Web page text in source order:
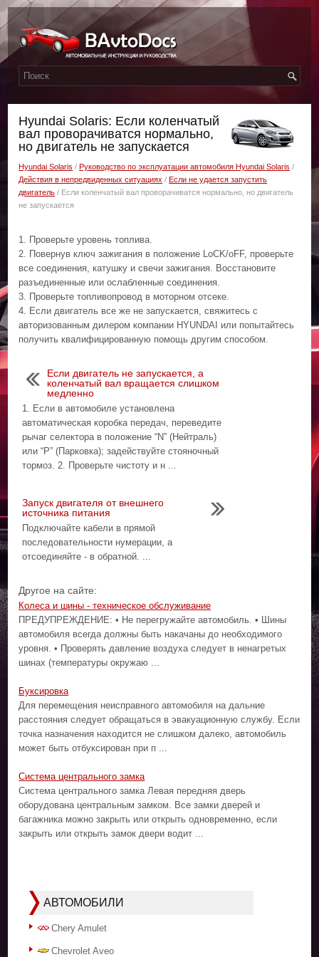
Hyundai Solaris: Если коленчатый
вал проворачиватся нормально,
но двигатель не запускается
Hyundai Solaris /Руководство по эксплуатации автомобиля Hyundai Solaris /
Действия в непредвиденных ситуациях /Если не удается запустить
двигатель / Если коленчатый вал проворачиватся нормально, но двигатель
не запускается
1. Проверьте уровень топлива.
2. Повернув ключ зажигания в положение LoCK/oFF, проверьте
все соединения, катушку и свечи зажигания. Восстановите
разъединенные или ослабленные соединения.
3. Проверьте топливопровод в моторном отсеке.
4. Если двигатель все же не запускается, свяжитесь с
авторизованным дилером компании HYUNDAI или попытайтесь
получить квалифицированную помощь другим способом.
Если двигатель не запускается, а
коленчатый вал вращается слишком
медленно
1. Если в автомобиле установлена
автоматическая коробка передач, переведите
рычаг селектора в положение “N” (Нейтраль)
или “P” (Парковка); задействуйте стояночный
тормоз. 2. Проверьте чистоту и н ...
Запуск двигателя от внешнего
источника питания
Подключайте кабели в прямой
последовательности нумерации, а
отсоединяйте - в обратной. ...
Другое на сайте:
Колеса и шины - техническое обслуживание
ПРЕДУПРЕЖДЕНИЕ: • Не перегружайте автомобиль. • Шины
автомобиля всегда должны быть накачаны до необходимого
уровня. • Проверять давление воздуха следует в ненагретых
шинах (температуры окружаю ...
Буксировка
Для перемещения неисправного автомобиля на дальние
расстояния следует обращаться в эвакуационную службу. Если
точка назначения находится не слишком далеко, автомобиль
может быть отбуксирован при п ...
Система центрального замка
Система центрального замка Левая передняя дверь
оборудована центральным замком. Все замки дверей и
багажника можно закрыть или открыть одновременно, если
закрыть или открыть замок двери водит ...
АВТОМОБИЛИ
Chery Amulet
Chevrolet Aveo